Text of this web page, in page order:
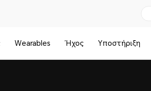
Wearables Ήχος Υποστήριξη